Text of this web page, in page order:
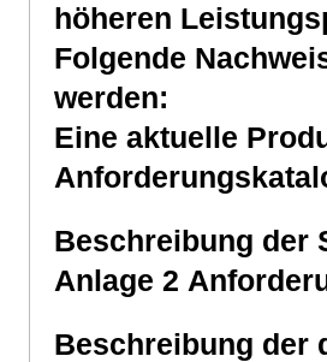
höheren
Folgende
werden:
Eine aktuelle
Beschreibung der
Anlage 2
Beschreibung der